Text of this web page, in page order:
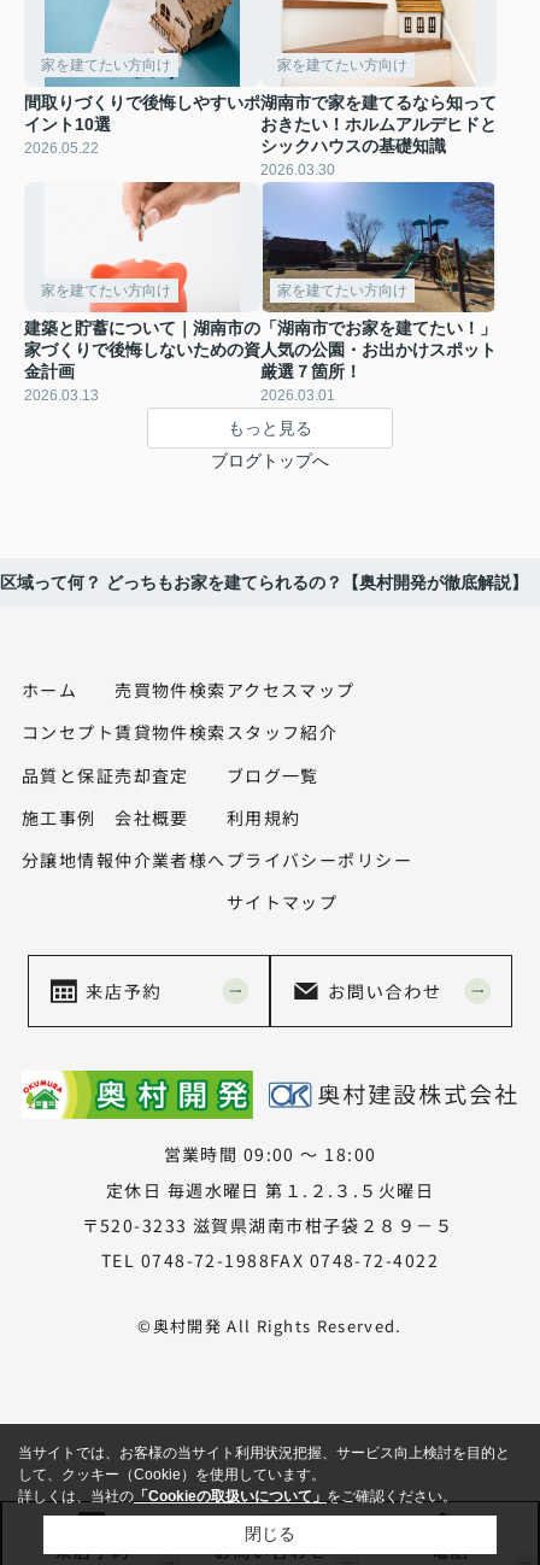
家を建てたい方向け
間取りづくりで後悔しやすいポ
イント10選
2026.05.22
家を建てたい方向け
湖南市で家を建てるなら知って
おきたい！ホルムアルデヒドと
シックハウスの基礎知識
2026.03.30
家を建てたい方向け
建築と貯蓄について｜湖南市の
家づくりで後悔しないための資
金計画
2026.03.13
家を建てたい方向け
「湖南市でお家を建てたい！」
人気の公園・お出かけスポット
厳選７箇所！
2026.03.01
もっと見る
ブログトップへ
域って何？ どっちもお家を建てられるの？【奥村開発が徹底解説】
ホーム
コンセプト
品質と保証
施工事例
分譲地情報
売買物件検索
賃貸物件検索
売却査定
会社概要
仲介業者様へ
アクセスマップ
スタッフ紹介
ブログ一覧
利用規約
プライバシーポリシー
サイトマップ
営業時間 09:00 ～ 18:00
定休日 毎週水曜日 第１.２.３.５火曜日
〒520-3233 滋賀県湖南市柑子袋２８９－５
TEL 0748-72-1988FAX 0748-72-4022
©奥村開発 All Rights Reserved.
当サイトでは、お客様の当サイト利用状況把握、サービス向上検討を目的と
して、クッキー（Cookie）を使用しています。
詳しくは、当社の 「Cookieの取扱いについて」 をご確認ください。
閉じる